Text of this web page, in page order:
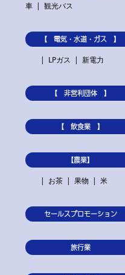
車
観光バス
【 電気・水道・ガス 】
LPガス
新電力
【 非営利団体 】
【 飲食業 】
【農業】
お茶
果物 米
セールスプロモーション
旅行業